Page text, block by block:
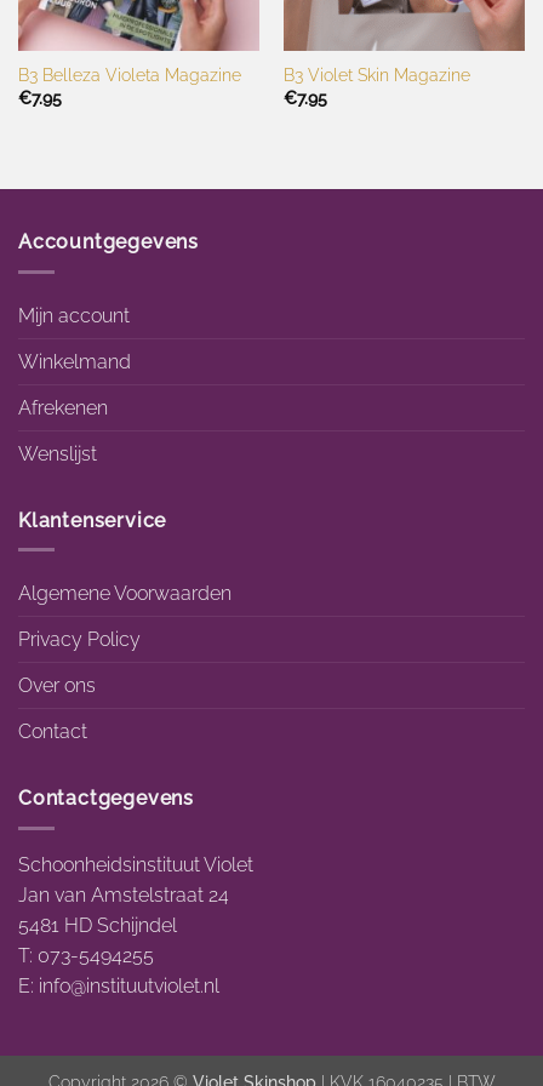
B3 Belleza Violeta Magazine
€7.95
B3 Violet Skin Magazine
€7.95
Accountgegevens
Mijn account
Winkelmand
Afrekenen
Wenslijst
Klantenservice
Algemene Voorwaarden
Privacy Policy
Over ons
Contact
Contactgegevens
Schoonheidsinstituut Violet
Jan van Amstelstraat 24
5481 HD Schijndel
T: 073-5494255
E: info@instituutviolet.nl
Copyright 2026 © Violet Skinshop | KVK 16040235 | BTW